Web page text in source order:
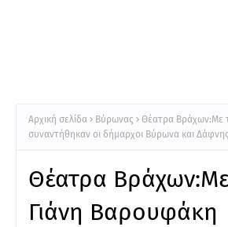
Αρχική σελίδα Βύρωνας
Θέατρα Βράχων:Με
συναντήθηκαν οι δήμαρχοι Βύρωνα και
Θέατρα
Γιάνη Βαρουφάκη